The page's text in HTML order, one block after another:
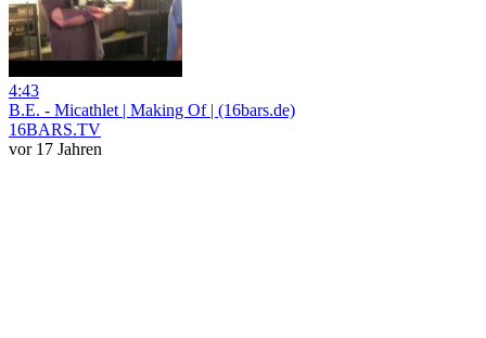
4:43
B.E. - Micathlet | Making Of | (16bars.de)
16BARS.TV
vor 17 Jahren